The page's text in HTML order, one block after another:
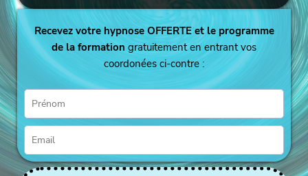
Recevez votre hypnose OFFERTE et le programme
de la formation gratuitement en entrant vos
coordonées ci-contre :